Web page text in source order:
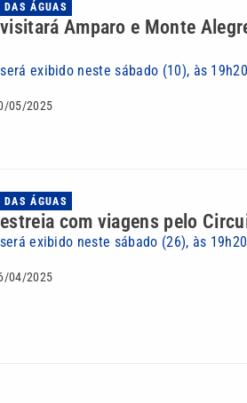
DAS ÁGUAS
Amparo e Monte
exibido neste sábado (10), às
05/2025
DAS ÁGUAS
com viagens pelo
exibido neste sábado (26), às
04/2025